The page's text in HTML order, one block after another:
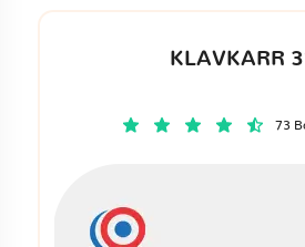
KLAVKARR
73